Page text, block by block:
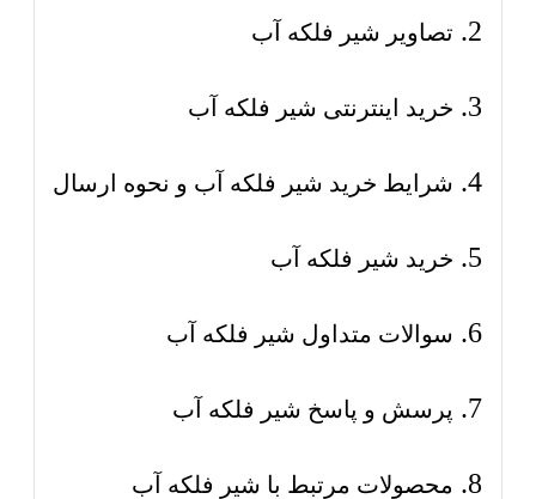
تصاویر شیر فلکه آب
خرید اینترنتی شیر فلکه آب
شرایط خرید شیر فلکه آب و نحوه ارسال
خرید شیر فلکه آب
سوالات متداول شیر فلکه آب
پرسش و پاسخ شیر فلکه آب
محصولات مرتبط با شیر فلکه آب